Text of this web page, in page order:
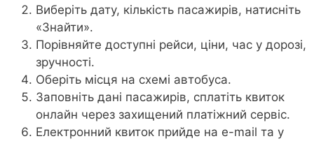
Виберіть дату, кількість пасажирів, натисніть
«Знайти».
Порівняйте доступні рейси, ціни, час у дорозі,
зручності.
Оберіть місця на схемі автобуса.
Заповніть дані пасажирів, сплатіть квиток
онлайн через захищений платіжний сервіс.
Електронний квиток прийде на e-mail та у